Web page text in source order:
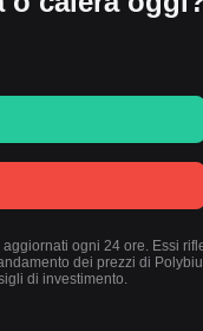
aggiornati ogni 24 ore. Essi
dei prezzi di
di investimento.